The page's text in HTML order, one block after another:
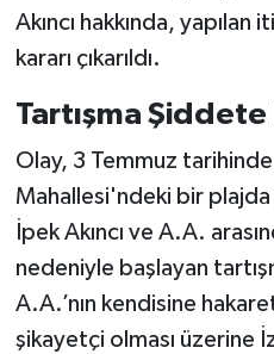
Akıncı hakkında,
kararı çıkarıldı.
Tartışma
Olay, 3 Temmuz tarihinde
Mahallesi'ndeki bir
İpek Akıncı ve A.A.
nedeniyle başlayan
A.A.’nın kendisine
şikayetçi olması üzerine